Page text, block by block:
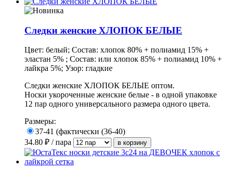
Следки женские ХЛОПОК БЕЛЫЕ
Цвет: белый; Состав: хлопок 80% + полиамид 15% +
эластан 5% ; Состав: или хлопок 85% + полиамид 10% +
лайкра 5%; Узор: гладкие
Следки женские ХЛОПОК БЕЛЫЕ оптом.
Носки укороченные женские белые - в одной упаковке
12 пар одного универсального размера одного цвета.
Размеры:
37-41 (фактически (36-40)
34.80 ₽ / пара